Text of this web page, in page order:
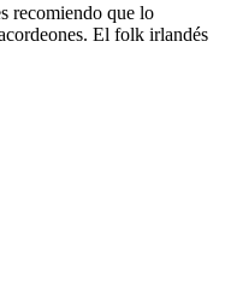
recomiendo que lo
El folk irlandés